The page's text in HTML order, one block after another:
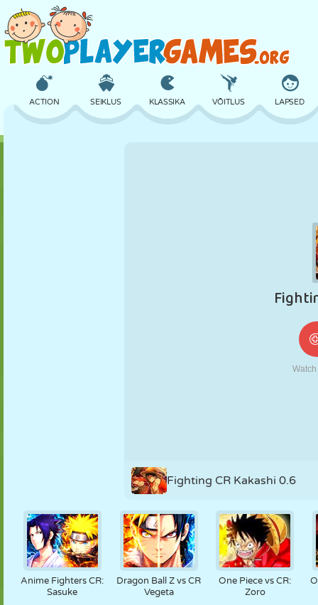
ACTION SEIKLUS KLASSIKA VÕITLUS LAPSED
DINOSAURUS
ROBOT
Fighting CR Kakashi 0.6
Anime Fighters CR:
Sasuke
Dragon Ball Z vs CR
Vegeta
One Piece vs CR:
Zoro